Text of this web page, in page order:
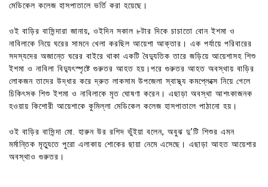
মেডিকেল কলেজ হাসপাতালে ভর্তি করা হয়েছে।
ওই বাড়ির বাসিন্দারা জানায়, ওইদিন সকাল ৮টার দিকে চাচাতো বোন ইশমা ও
নাবিলাকে নিয়ে ঘরের সামনে খেলা করছিল আয়েশা আক্তার। এক পর্যায়ে পরিবারের
সদস্যদের অজান্তে ঘরের বাইরে থাকা একটি বৈদ্যুতিক তারে জড়িয়ে আয়েশাসহ শিশু
ইশমা ও নাবিলা বিদ্যুৎস্পৃষ্টে গুরুতর আহত হয়।পরে গুরুতর আহত অবস্থায় বাড়ির
লোকজন তাদের উদ্ধার করে দ্রুত লাকসাম উপজেলা স্বাস্থ্য কমপ্লেক্সে নিয়ে গেলে
চিকিৎসক শিশু ইশমা ও নাবিলাকে মৃত ঘোষণা করেন। এছাড়া অবস্থা আশংকাজনক
হওয়ায় কিশোরী আয়েশাকে কুমিল্লা মেডিকেল কলেজ হাসপাতালে পাঠানো হয়।
ওই বাড়ির বাসিন্দা মো. হারুন উর রশিদ ভুঁইয়া বলেন, অবুঝ দু’টি শিশুর এমন
মর্মান্তিক মৃত্যুতে পুরো এলাকায় শোকের ছায়া নেমে এসেছে। এছাড়া আহত আয়েশার
অবস্থাও গুরুতর।